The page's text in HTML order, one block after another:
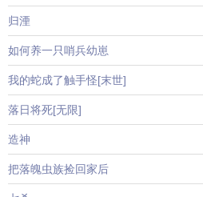
归湮
如何养一只哨兵幼崽
我的蛇成了触手怪[末世]
落日将死[无限]
造神
把落魄虫族捡回家后